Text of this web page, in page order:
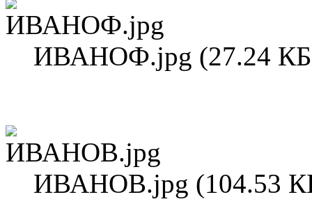
ИВАНОФ.jpg (27.24
ИВАНОВ.jpg (104.53